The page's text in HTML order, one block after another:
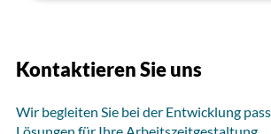
Kontaktieren Sie uns
Wir begleiten Sie bei der Entwicklung
Lösungen für Ihre Arbeitszeitgestaltung.